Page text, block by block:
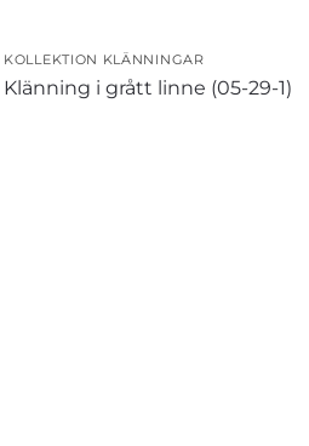
KOLLEKTION KLÄNNINGAR
Klänning i grått linne (05-29-1)